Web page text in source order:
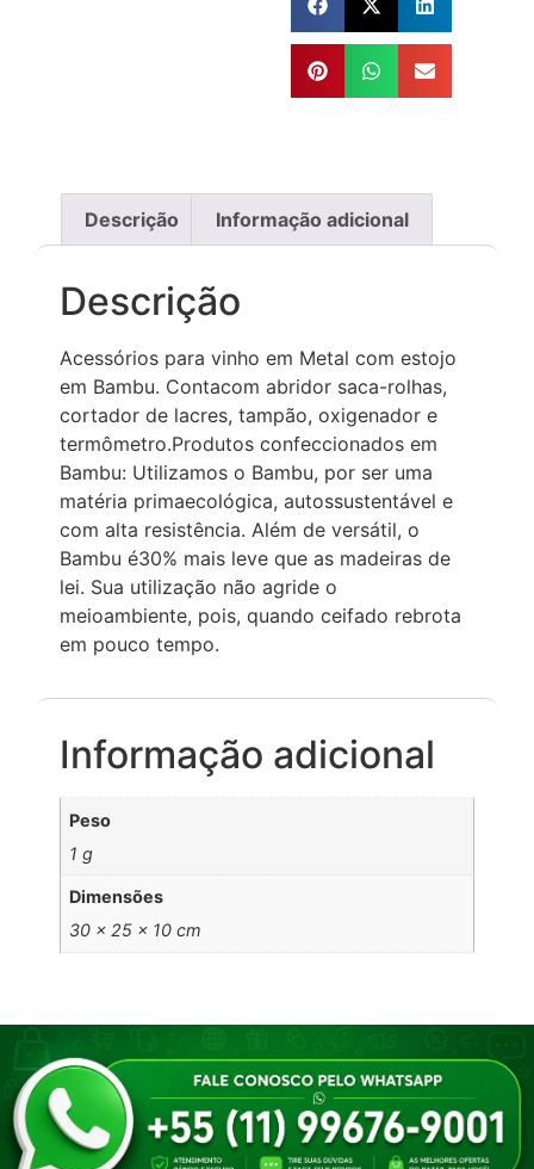
Descrição Informação adicional
Descrição
Acessórios para vinho em Metal com estojo
em Bambu. Contacom abridor saca-rolhas,
cortador de lacres, tampão, oxigenador e
termômetro.Produtos confeccionados em
Bambu: Utilizamos o Bambu, por ser uma
matéria primaecológica, autossustentável e
com alta resistência. Além de versátil, o
Bambu é30% mais leve que as madeiras de
lei. Sua utilização não agride o
meioambiente, pois, quando ceifado rebrota
em pouco tempo.
Informação adicional
Peso
1 g
Dimensões
30 × 25 × 10 cm